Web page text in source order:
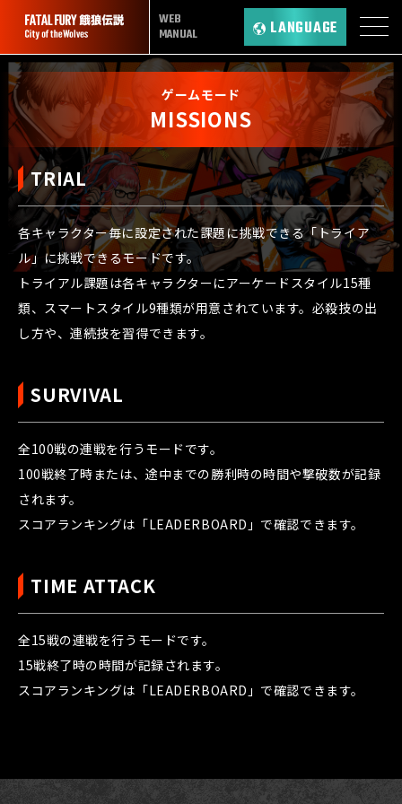
WEB
MANUAL
LANGUAGE
ゲームモード
MISSIONS
TRIAL
各キャラクター毎に設定された課題に挑戦できる「トライア
ル」に挑戦できるモードです。
トライアル課題は各キャラクターにアーケードスタイル15種
類、スマートスタイル9種類が用意されています。必殺技の出
し方や、連続技を習得できます。
SURVIVAL
全100戦の連戦を行うモードです。
100戦終了時または、途中までの勝利時の時間や撃破数が記録
されます。
スコアランキングは「LEADERBOARD」で確認できます。
TIME ATTACK
全15戦の連戦を行うモードです。
15戦終了時の時間が記録されます。
スコアランキングは「LEADERBOARD」で確認できます。